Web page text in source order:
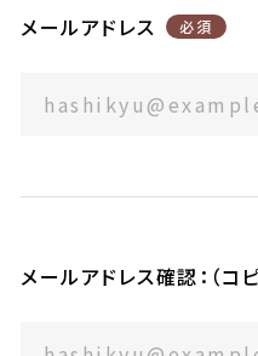
メールアドレス 必須
メールアドレス確認：（コ